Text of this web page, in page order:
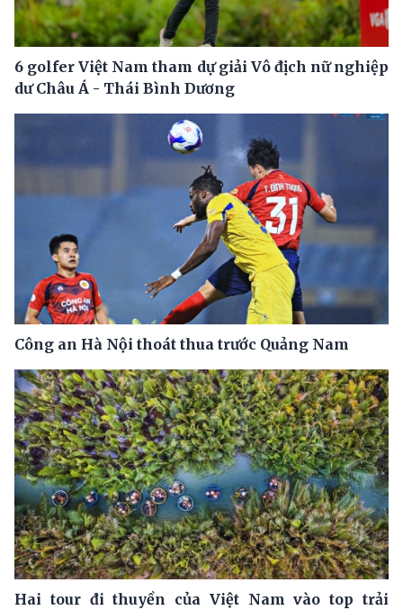
6 golfer Việt Nam tham dự giải Vô địch nữ nghiệp
dư Châu Á - Thái Bình Dương
Công an Hà Nội thoát thua trước Quảng Nam
Hai tour đi thuyền của Việt Nam vào top trải